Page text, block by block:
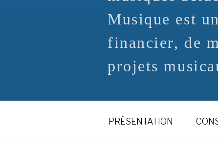
Musique est
financier, de
projets
PRÉSENTATION